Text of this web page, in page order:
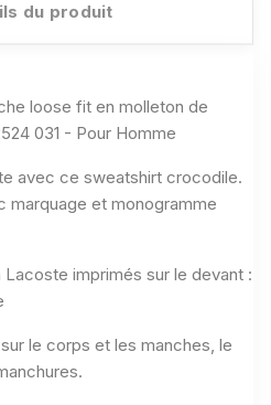
du produit
loose fit en molleton de
031 - Pour Homme
avec ce sweatshirt crocodile.
marquage et monogramme
imprimés sur le devant :
le corps et les manches, le